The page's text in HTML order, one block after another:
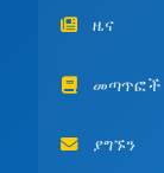
ዜና
መጣጥፎች
ያግኙን